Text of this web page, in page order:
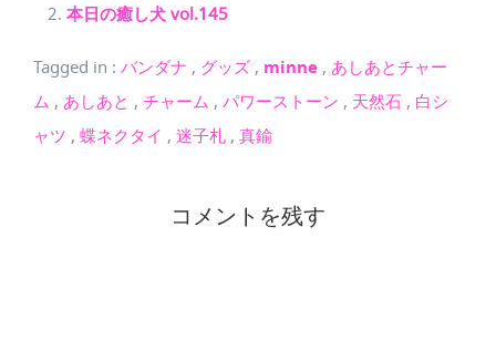
本日の癒し犬 vol.145
Tagged in : バンダナ , グッズ , minne , あしあとチャー
ム , あしあと , チャーム , パワーストーン , 天然石 , 白シ
ャツ , 蝶ネクタイ , 迷子札 , 真鍮
コメントを残す